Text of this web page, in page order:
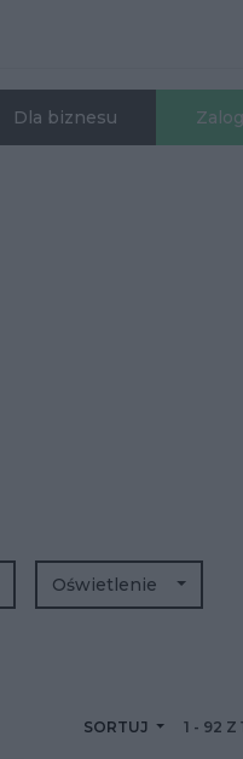
Dla biznesu
SORTUJ 1 - 92 Z
Oświetlenie